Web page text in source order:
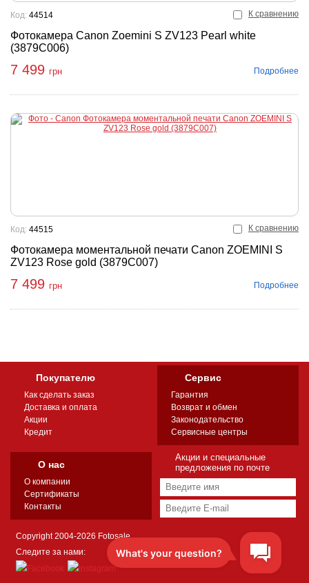
К сравнению
Фотокамера Canon Zoemini S ZV123 Pearl white
(3879C006)
Код: 44514
7 499 грн Подробнее
К сравнению
Фотокамера моментальной печати Canon ZOEMINI S
ZV123 Rose gold (3879C007)
Код: 44515
7 499 грн Подробнее
Покупателю
Как сделать заказ
Доставка и оплата
Акции
Кредит
Сервис
Гарантия
Возврат и обмен
Законодательство
Сервисные центры
О нас
О компании
Сертификаты
Контакты
Акции и специальные
предложения по почте
Copyright 2004-2026 Fotosale
Следите за нами: